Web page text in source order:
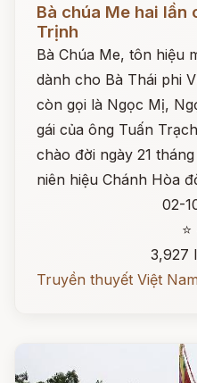
Bà chúa Me hai lần
Trịnh
Bà Chúa Me, tôn hiệu
dành cho Bà Thái phi
còn gọi là Ngọc Mị,
gái của ông Tuấn
chào đời ngày 21
niên hiệu Chánh Hòa
02-
3,927
Truyền thuyết Việt Nam